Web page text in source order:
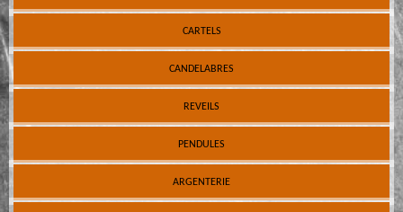
CARTELS
CANDELABRES
REVEILS
PENDULES
ARGENTERIE